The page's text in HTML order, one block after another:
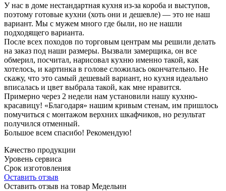
У нас в доме нестандартная кухня из-за короба и выступов,
поэтому готовые кухни (хоть они и дешевле) — это не наш
вариант. Мы с мужем много где были, но не нашли
подходящего варианта.
После всех походов по торговым центрам мы решили делать
на заказ под наши размеры. Вызвали замерщика, он все
обмерил, посчитал, нарисовал кухню именно такой, как
хотелось, и картинка в голове сложилась окончательно. Не
скажу, что это самый дешевый вариант, но кухня идеально
вписалась и цвет выбрала такой, как мне нравится.
Примерно через 2 недели нам установили нашу кухню-
красавицу! «Благодаря» нашим кривым стенам, им пришлось
помучиться с монтажом верхних шкафчиков, но результат
получился отменный.
Большое всем спасибо! Рекомендую!
Качество продукции
Уровень сервиса
Срок изготовления
Оставить отзыв
Оставить отзыв на товар Медельин